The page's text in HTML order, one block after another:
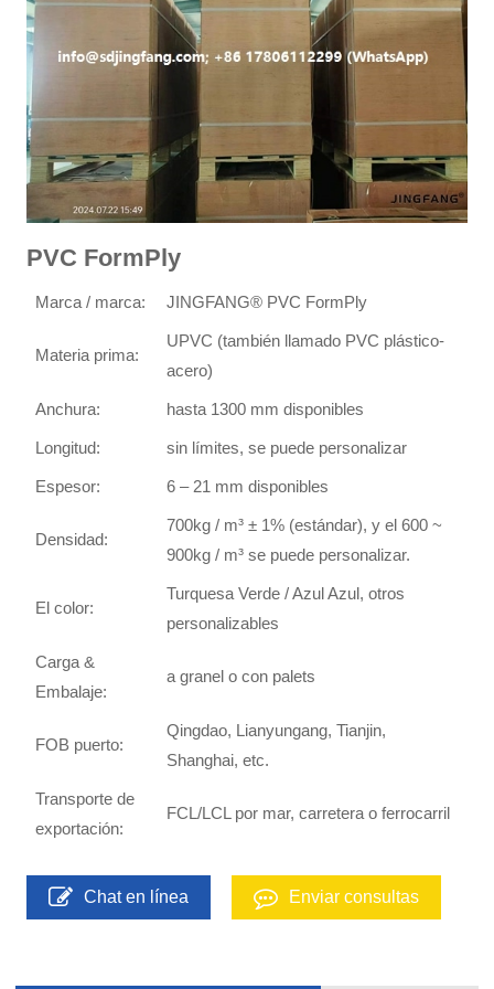
PVC FormPly
Marca / marca: JINGFANG® PVC FormPly
Materia prima:
UPVC (también llamado PVC plástico-
acero)
Anchura: hasta 1300 mm disponibles
Longitud: sin límites, se puede personalizar
Espesor: 6 – 21 mm disponibles
Densidad:
700kg / m³ ± 1% (estándar), y el 600 ~
900kg / m³ se puede personalizar.
El color:
Turquesa Verde / Azul Azul, otros
personalizables
Carga &
Embalaje:
a granel o con palets
FOB puerto:
Qingdao, Lianyungang, Tianjin,
Shanghai, etc.
Transporte de
exportación:
FCL/LCL por mar, carretera o ferrocarril
Chat en línea Enviar consultas